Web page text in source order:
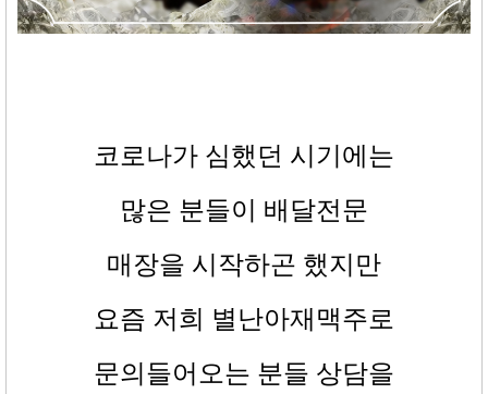
코로나가 심했던 시기에는
많은 분들이 배달전문
매장을 시작하곤 했지만
요즘 저희 별난아재맥주로
문의들어오는 분들 상담을